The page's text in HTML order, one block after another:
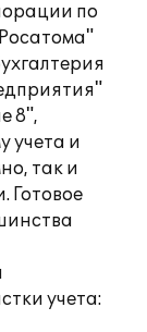
по
8",
учета и
так и
Готовое
учета: